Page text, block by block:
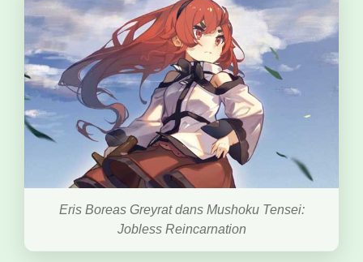
Eris Boreas Greyrat dans Mushoku Tensei:
Jobless Reincarnation